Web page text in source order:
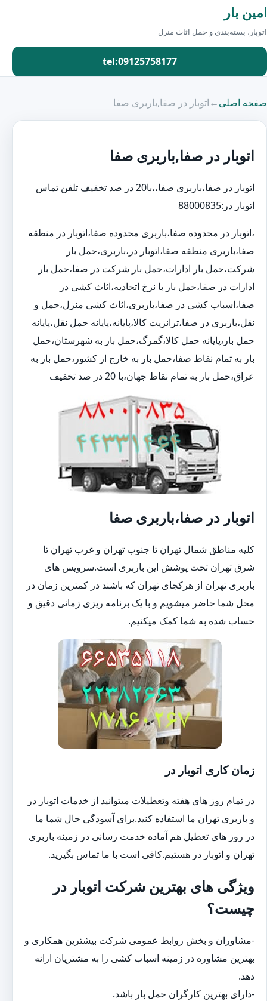
امین بار
اتوبار، بسته‌بندی و حمل اثاث منزل
tel:09125758177
صفحه اصلی←اتوبار در صفا,باربری صفا
اتوبار در صفا,باربری صفا
اتوبار در صفا،باربری صفا،،با20 در صد تخفیف تلفن تماس
اتوبار در:88000835
،اتوبار در محدوده صفا،باربری محدوده صفا،اتوبار در منطقه
صفا،باربری منطقه صفا،اتوبار در،باربری،حمل بار
شرکت،حمل بار ادارات،حمل بار شرکت در صفا،حمل بار
ادارات در صفا،حمل بار با نرخ اتحادیه،اثاث کشی در
صفا،اسباب کشی در صفا،باربری،اثاث کشی منزل،حمل و
نقل،باربری در صفا،ترانزیت کالا،پایانه،پایانه حمل نقل،پایانه
حمل بار،پایانه حمل کالا،گمرگ،حمل بار به شهرستان،حمل
بار به تمام نقاط صفا،حمل بار به خارج از کشور،حمل بار به
عراق،حمل بار به تمام نقاط جهان،با 20 در صد تخفیف
اتوبار در صفا،باربری صفا
کلیه مناطق شمال تهران تا جنوب تهران و غرب تهران تا
شرق تهران تحت پوشش این باربری است.سرویس های
باربری تهران از هرکجای تهران که باشند در کمترین زمان در
محل شما حاضر میشویم و با یک برنامه ریزی زمانی دقیق و
حساب شده به شما کمک میکنیم.
زمان کاری اتوبار در
در تمام روز های هفته وتعطیلات میتوانید از خدمات اتوبار در
و باربری تهران ما استفاده کنید.برای آسودگی حال شما ما
در روز های تعطیل هم آماده خدمت رسانی در زمینه باربری
تهران و اتوبار در هستیم.کافی است با ما تماس بگیرید.
ویژگی های بهترین شرکت اتوبار در
چیست؟
-مشاوران و بخش روابط عمومی شرکت بیشترین همکاری و
بهترین مشاوره در زمینه اسباب کشی را به مشتریان ارائه
دهد.
-دارای بهترین کارگران حمل بار باشد.